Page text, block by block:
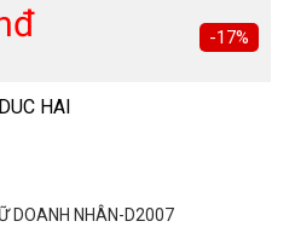
-17%
HAI
DOANH NHÂN-D2007